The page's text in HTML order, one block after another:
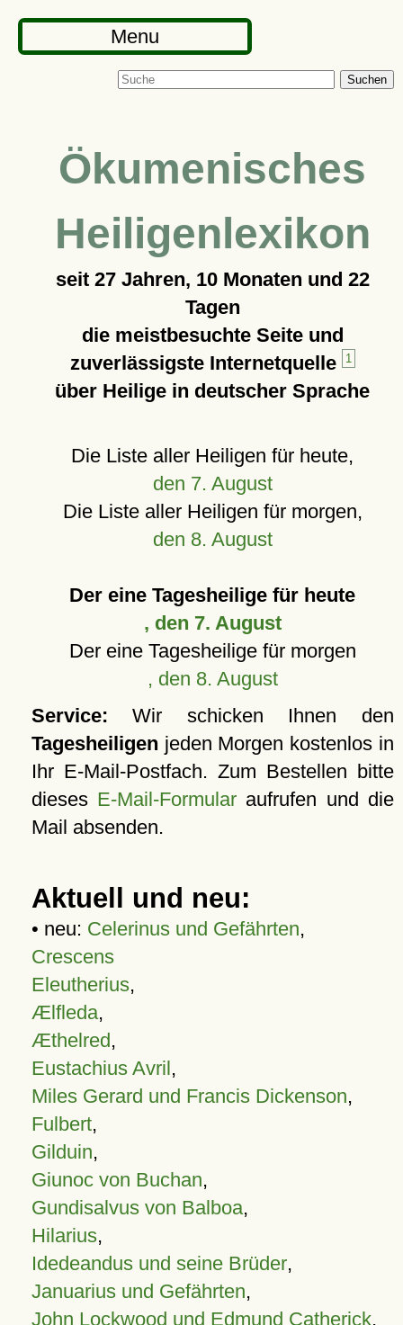
Menu
Suchen
Ökumenisches
Heiligenlexikon
seit 27 Jahren, 10 Monaten und 22
Tagen
die meistbesuchte Seite und
zuverlässigste Internetquelle
1
über Heilige in deutscher Sprache
Die Liste aller Heiligen für heute,
den 7. August
Die Liste aller Heiligen für morgen,
den 8. August
Der eine Tagesheilige für heute
, den 7. August
Der eine Tagesheilige für morgen
, den 8. August
Service: Wir schicken Ihnen den
Tagesheiligen jeden Morgen kostenlos in
Ihr E-Mail-Postfach. Zum Bestellen bitte
dieses E-Mail-Formular aufrufen und die
Mail absenden.
Aktuell und neu:
• neu: Celerinus und Gefährten,
Crescens
Eleutherius,
Ælfleda,
Æthelred,
Eustachius Avril,
Miles Gerard und Francis Dickenson,
Fulbert,
Gilduin,
Giunoc von Buchan,
Gundisalvus von Balboa,
Hilarius,
Idedeandus und seine Brüder,
Januarius und Gefährten,
John Lockwood und Edmund Catherick,